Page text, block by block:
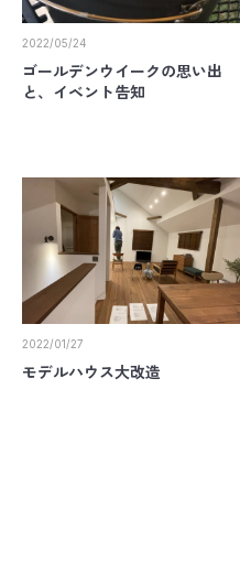
2022/05/24
ゴールデンウイークの思い出
と、イベント告知
2022/01/27
モデルハウス大改造